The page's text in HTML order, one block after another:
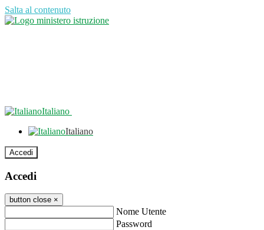
Salta al contenuto
Italiano
Italiano
Accedi
Accedi
button close ×
Nome Utente
Password